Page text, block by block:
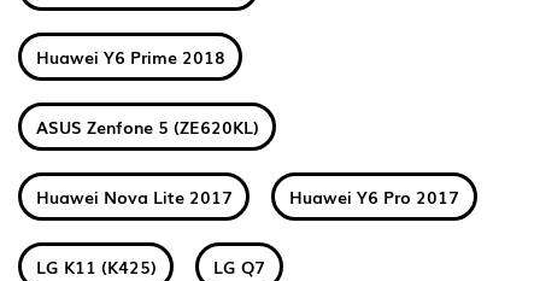
Huawei Y6 Prime 2018
ASUS Zenfone 5 (ZE620KL)
Huawei Nova Lite 2017 Huawei Y6 Pro 2017
LG K11 (K425) LG Q7